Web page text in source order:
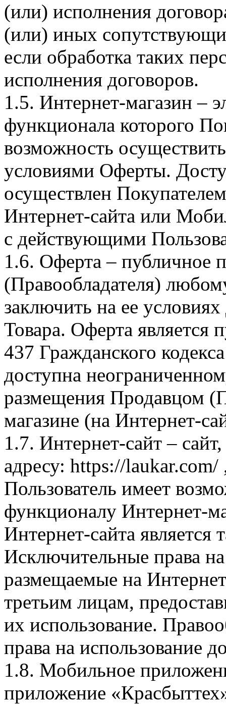
(или) исполнения
(или) иных
если обработка таких
исполнения договоров.
1.5. Интернет-магазин –
функционала которого
возможность
условиями Оферты.
осуществлен
Интернет-сайта или
с действующими
1.6. Оферта – публичное
(Правообладателя)
заключить на ее
Товара. Оферта является
437 Гражданского
доступна
размещения Продавцом
магазине (на Интернет-
1.7. Интернет-сайт –
адресу: https://laukar.com/
Пользователь имеет
функционалу Интернет-
Интернет-сайта
Исключительные права
размещаемые на
третьим лицам,
их использование.
права на использование
1.8. Мобильное
приложение